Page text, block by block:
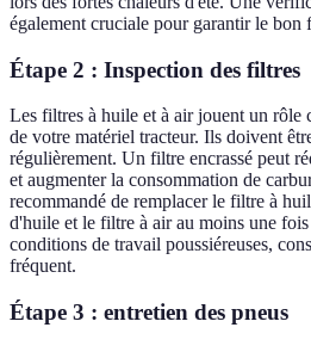
également cruciale pour garantir le bon
Étape 2 : Inspection des filtres
Les filtres à huile et à air jouent un rôle
de votre matériel tracteur. Ils doivent
régulièrement. Un filtre encrassé peut
et augmenter la consommation de
recommandé de remplacer le filtre à
d'huile et le filtre à air au moins une
conditions de travail poussiéreuses,
fréquent.
Étape 3 : entretien des pneus